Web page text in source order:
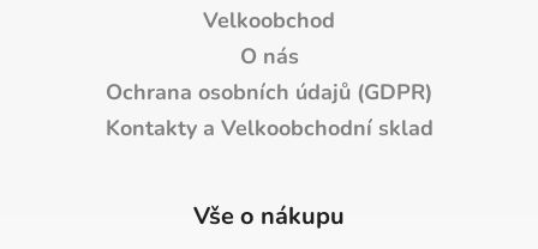
Velkoobchod
O nás
Ochrana osobních údajů (GDPR)
Kontakty a Velkoobchodní sklad
Vše o nákupu